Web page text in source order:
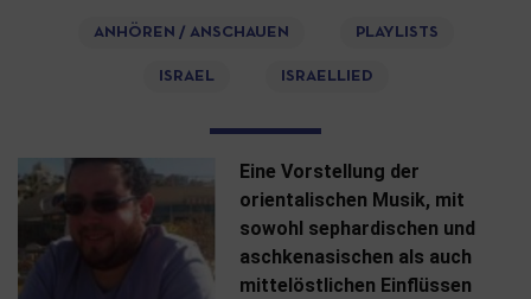
ANHÖREN / ANSCHAUEN PLAYLISTS
ISRAEL ISRAELLIED
Eine Vorstellung der
orientalischen Musik, mit
sowohl sephardischen und
aschkenasischen als auch
mittelöstlichen Einflüssen